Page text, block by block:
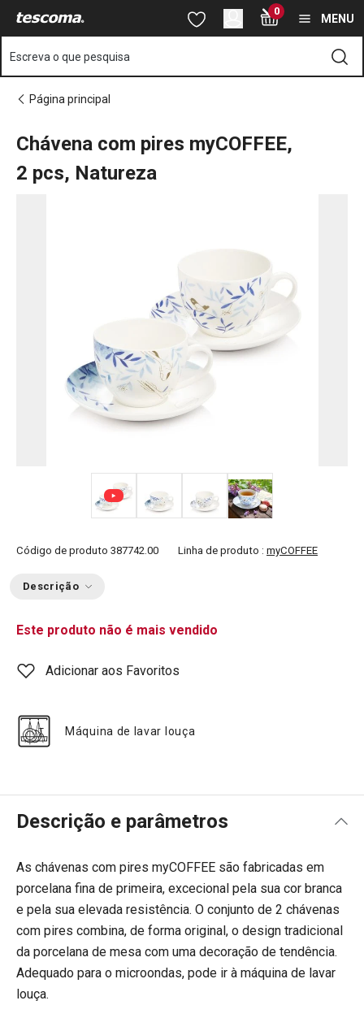
Está na página Chávena com pires myCOFFEE, 2 pcs, Natureza
Saltar para o conteúdo principal
Saltar para a pesquisa
Saltar para a navegação 0
MENU
Escreva o que pesquisa
Página principal
Chávena com pires myCOFFEE,
2 pcs, Natureza
Código de produto 387742.00 Linha de produto : myCOFFEE
Descrição
Este produto não é mais vendido
Adicionar aos Favoritos
Máquina de lavar louça
Descrição e parâmetros
As chávenas com pires myCOFFEE são fabricadas em
porcelana fina de primeira, excecional pela sua cor branca
e pela sua elevada resistência. O conjunto de 2 chávenas
com pires combina, de forma original, o design tradicional
da porcelana de mesa com uma decoração de tendência.
Adequado para o microondas, pode ir à máquina de lavar
louça.